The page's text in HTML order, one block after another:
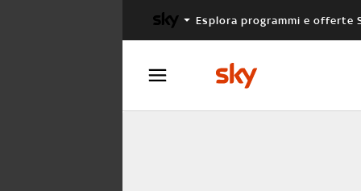
Esplora programmi e offerte